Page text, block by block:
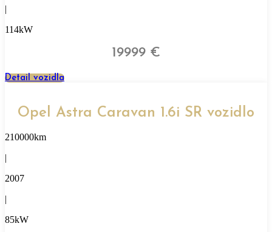
|
114kW
19999 €
Detail vozidla
Opel Astra Caravan 1.6i SR vozidlo
210000km
|
2007
|
85kW